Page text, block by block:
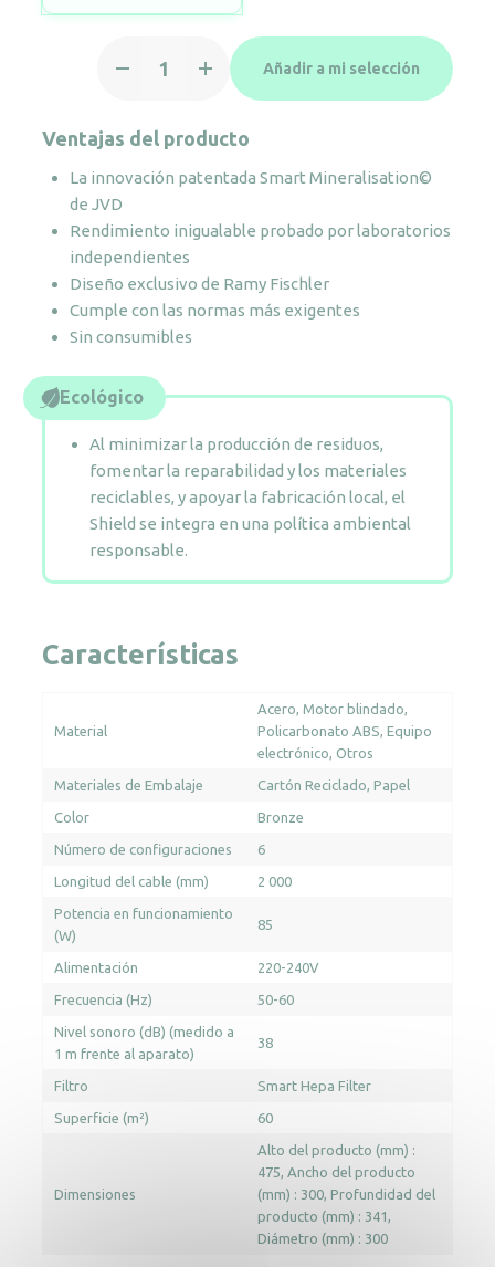
cantidad
Añadir a mi selección
Ventajas del producto
La innovación patentada Smart Mineralisation©
de JVD
Rendimiento inigualable probado por laboratorios
independientes
Diseño exclusivo de Ramy Fischler
Cumple con las normas más exigentes
Sin consumibles
Ecológico
Al minimizar la producción de residuos,
fomentar la reparabilidad y los materiales
reciclables, y apoyar la fabricación local, el
Shield se integra en una política ambiental
responsable.
Características
Material
Acero Motor blindado
Policarbonato ABS Equipo
electrónico Otros
Materiales de Embalaje Cartón Reciclado Papel
Color Bronze
Número de configuraciones 6
Longitud del cable (mm) 2 000
Potencia en funcionamiento
(W)
85
Alimentación 220-240V
Frecuencia (Hz) 50-60
Nivel sonoro (dB) (medido a
1 m frente al aparato)
38
Filtro Smart Hepa Filter
Superficie (m²) 60
Dimensiones
Alto del producto (mm) :
475 Ancho del producto
(mm) : 300 Profundidad del
producto (mm) : 341
Diámetro (mm) : 300